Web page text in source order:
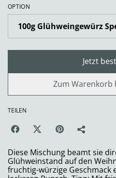
OPTION
Jetzt
Zum Warenkorb
TEILEN
Diese Mischung beamt sie
Glühweinstand auf den
fruchtig-würzige Geschmack